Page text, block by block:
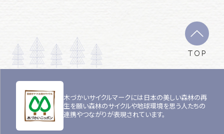
TOP
木づかいサイクルマークには日本の美しい森林の再
生を願い森林のサイクルや地球環境を思う人たちの
連携やつながりが表現されています。